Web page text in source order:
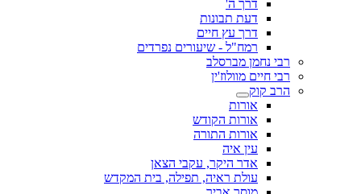
דרך ה'
דעת תבונות
דרך עץ חיים
רמח"ל - שיעורים נפרדים
רבי נחמן מברסלב
רבי חיים מוולוז'ין
הרב קוק
אורות
אורות הקודש
אורות התורה
עין איה
אדר היקר, עקבי הצאן
עולת ראיה, תפילה, בית המקדש